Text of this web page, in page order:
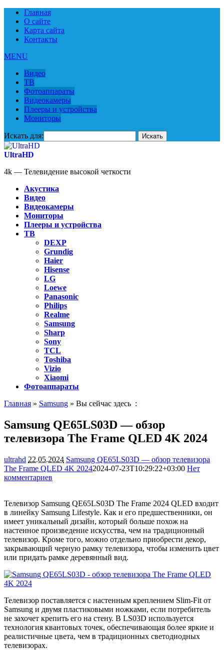
Главная
О сайте
Карта сайта
Контакты
MENU
Видео
ТВ
Фотоаппараты
Видеокамеры
Плееры и устройства
Мониторы
Искать для:
UltraHD
4k — Телевидение высокой четкости
Акустика
Видео
Видеокамеры
Мониторы
Плееры и устройства
ТВ
DEXP
Grundig
Haier
Hisense
LG
Loewe
Panasonic
Philips
Realme
Samsung
Sharp
Sony
TCL
Toshiba
Vizio
Xiaomi
Фотоаппараты
Главная » Samsung » Вы сейчас здесь :
Samsung QE65LS03D — обзор
телевизора The Frame QLED 4K 2024
ultrahd 22.05.2024 Samsung QE65LS03D — обзор телевизора
The Frame QLED 4K 20242024-07-23T10:29:22+03:00 Нет
комментариев
Телевизор Samsung QE65LS03D The Frame 2024 QLED входит
в линейку Samsung Lifestyle. Как и его предшественники, он
имеет уникальный дизайн, который больше похож на
настенное произведение искусства, чем на традиционный
телевизор. Кроме того, можно отдельно приобрести декор,
закрывающий черную рамку телевизора, чтобы изменить цвет
или придать рамке деревянный вид.
Телевизор поставляется с настенным креплением Slim-Fit от
Samsung и двумя пластиковыми ножками, если потребитель
не захочет крепить его на стену. В LS03D используется
технология квантовых точек, обеспечивающая более яркие и
реалистичные цвета, чем в традиционных светодиодных
телевизорах.